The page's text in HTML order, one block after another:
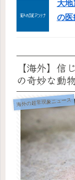
大
の医
【海外】
の奇妙な動
海外の超常現象ニュース